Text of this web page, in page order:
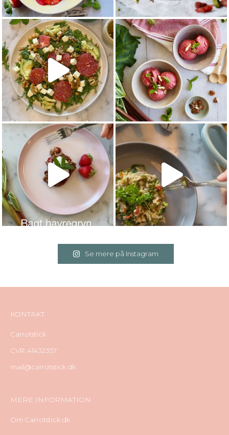
Se mere på Instagram
KONTAKT
Carrotstick
CVR: 41432357
mail@carrotstick.dk
MERE INFORMATION
Om Carrotstick.dk